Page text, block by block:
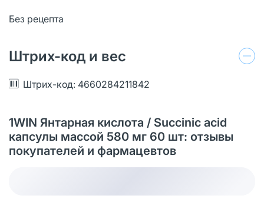
Без рецепта
Штрих-код и вес
Штрих-код: 4660284211842
1WIN Янтарная кислота / Succinic acid
капсулы массой 580 мг 60 шт: отзывы
покупателей и фармацевтов